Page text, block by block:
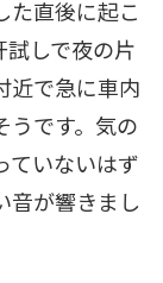
た直後に起こ
しで夜の片
近で急に車内
うです。気の
ていないはず
音が響きまし